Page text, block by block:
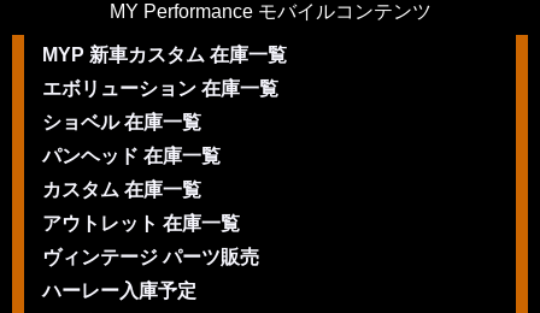
MY Performance モバイルコンテンツ
MYP 新車カスタム 在庫一覧
エボリューション 在庫一覧
ショベル 在庫一覧
パンヘッド 在庫一覧
カスタム 在庫一覧
アウトレット 在庫一覧
ヴィンテージ パーツ販売
ハーレー入庫予定